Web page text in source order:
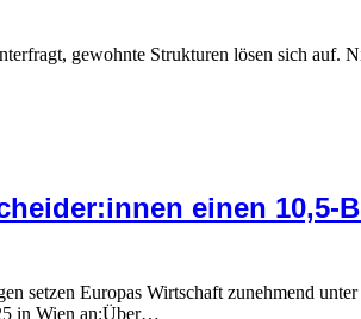
gewohnte Strukturen lösen sich auf.
einen 10,5-
setzen Europas Wirtschaft zunehmend
in Wien an:Über…